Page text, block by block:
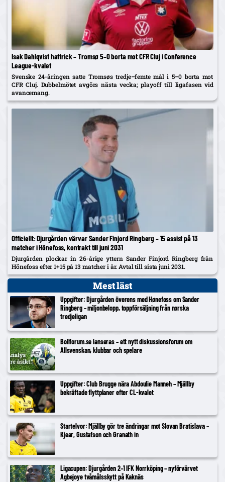
Isak Dahlqvist hattrick – Tromsø 5–0 borta mot CFR Cluj i Conference
League-kvalet
Svenske 24-åringen satte Tromsøs tredje–femte mål i 5–0 borta mot
CFR Cluj. Dubbelmötet avgörs nästa vecka; playoff till ligafasen vid
avancemang.
Officiellt: Djurgården värvar Sander Finjord Ringberg – 15 assist på 13
matcher i Hönefoss, kontrakt till juni 2031
Djurgården plockar in 26-årige yttern Sander Finjord Ringberg från
Hönefoss efter 1+15 på 13 matcher i år. Avtal till sista juni 2031.
Mest läst
Uppgifter: Djurgården överens med Hønefoss om Sander
Ringberg – miljonbelopp, toppförsäljning från norska
tredjeligan
Bollforum.se lanseras – ett nytt diskussionsforum om
Allsvenskan, klubbar och spelare
Uppgifter: Club Brugge nära Abdoulie Manneh – Mjällby
bekräftade flyttplaner efter CL-kvalet
Startelvor: Mjällby gör tre ändringar mot Slovan Bratislava –
Kjear, Gustafson och Granath in
Ligacupen: Djurgården 2–1 IFK Norrköping – nyförvärvet
Agbejoye tvåmålsskytt på Kaknäs